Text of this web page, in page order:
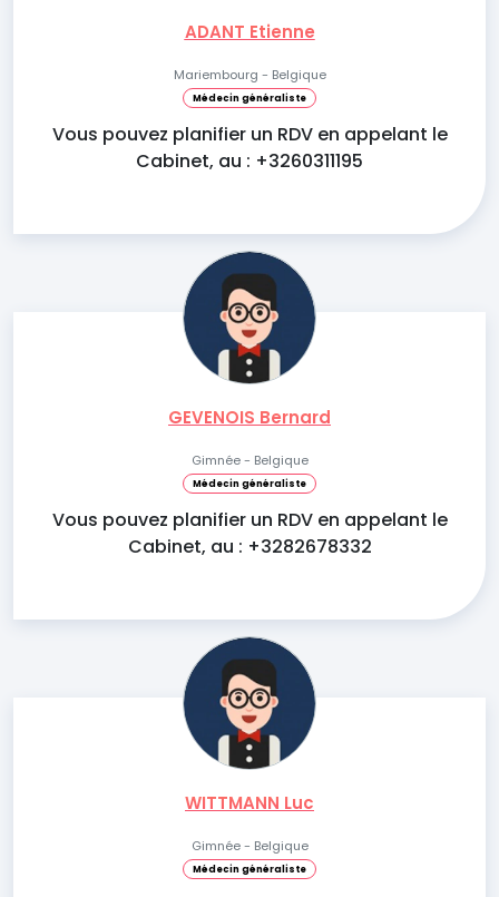
ADANT Etienne
Mariembourg - Belgique
Médecin généraliste
Vous pouvez planifier un RDV en appelant le
Cabinet, au : +3260311195
GEVENOIS Bernard
Gimnée - Belgique
Médecin généraliste
Vous pouvez planifier un RDV en appelant le
Cabinet, au : +3282678332
WITTMANN Luc
Gimnée - Belgique
Médecin généraliste